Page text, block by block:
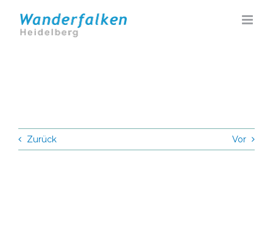
Inhalt
springen
Zurück Vor